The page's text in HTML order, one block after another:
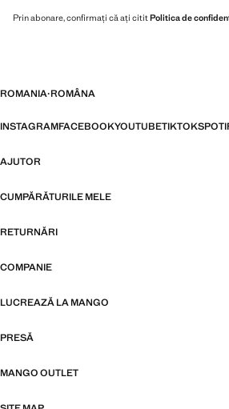
Prin abonare, confirmați că ați cititPolitica de
ROMANIA·ROMÂNA
INSTAGRAMFACEBOOKYOUTUBETIKTOK
AJUTOR
CUMPĂRĂTURILE MELE
RETURNĂRI
COMPANIE
LUCREAZĂ LA MANGO
PRESĂ
MANGO OUTLET